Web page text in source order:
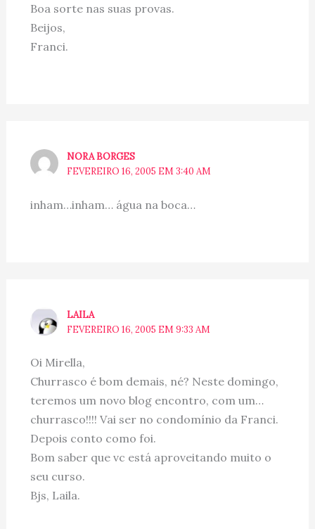
Boa sorte nas suas provas.
Beijos,
Franci.
NORA BORGES
FEVEREIRO 16, 2005 EM 3:40 AM
inham…inham… água na boca…
LAILA
FEVEREIRO 16, 2005 EM 9:33 AM
Oi Mirella,
Churrasco é bom demais, né? Neste domingo,
teremos um novo blog encontro, com um…
churrasco!!!! Vai ser no condomínio da Franci.
Depois conto como foi.
Bom saber que vc está aproveitando muito o
seu curso.
Bjs, Laila.